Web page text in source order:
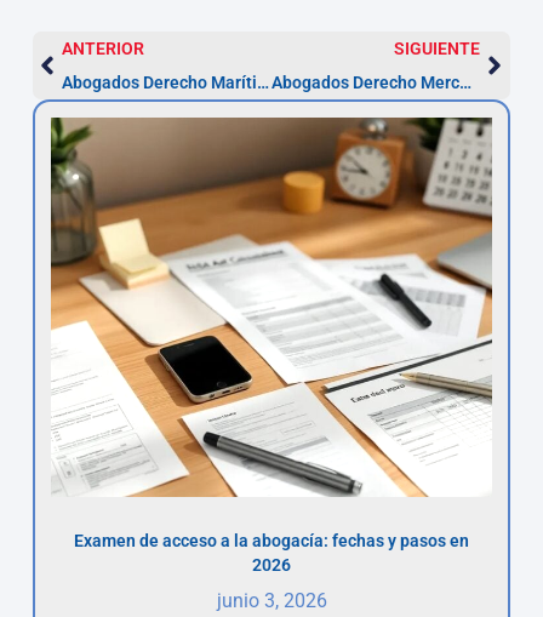
ANTERIOR
Abogados Derecho Marítimo y Portuario en Girona
SIGUIENTE
Abogados Derecho Mercantil en Girona | Asesor.Legal
Examen de acceso a la abogacía: fechas y pasos en
2026
junio 3, 2026